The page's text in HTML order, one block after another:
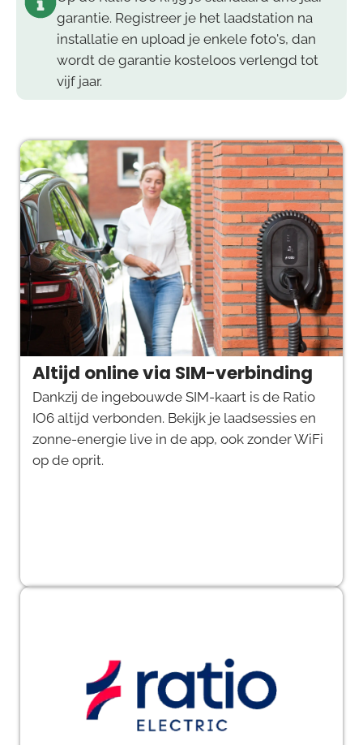
garantie. Registreer je het laadstation na
installatie en upload je enkele foto's, dan
wordt de garantie kosteloos verlengd tot
vijf jaar.
Altijd online via SIM-verbinding
Dankzij de ingebouwde SIM-kaart is de Ratio
IO6 altijd verbonden. Bekijk je laadsessies en
zonne-energie live in de app, ook zonder WiFi
op de oprit.